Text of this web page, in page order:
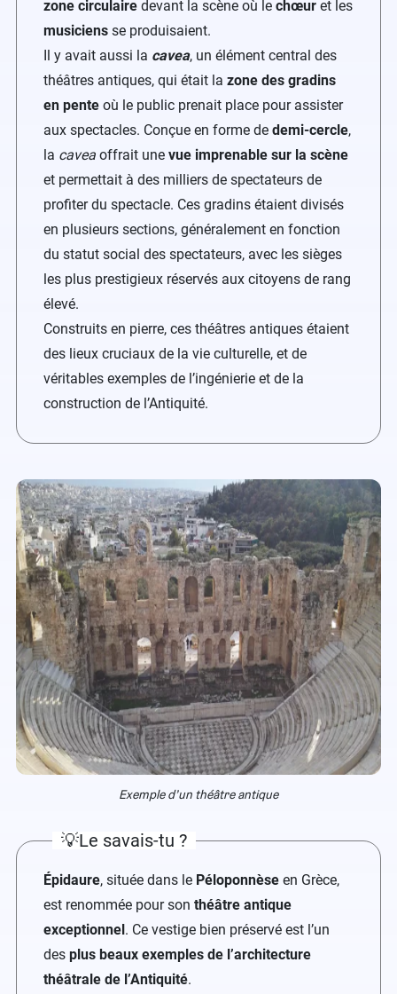
zone circulaire devant la scène où le chœur et les
musiciens se produisaient.
Il y avait aussi la cavea, un élément central des
théâtres antiques, qui était la zone des gradins
en pente où le public prenait place pour assister
aux spectacles. Conçue en forme de demi-cercle,
la cavea offrait une vue imprenable sur la scène
et permettait à des milliers de spectateurs de
profiter du spectacle. Ces gradins étaient divisés
en plusieurs sections, généralement en fonction
du statut social des spectateurs, avec les sièges
les plus prestigieux réservés aux citoyens de rang
élevé.
Construits en pierre, ces théâtres antiques étaient
des lieux cruciaux de la vie culturelle, et de
véritables exemples de l’ingénierie et de la
construction de l’Antiquité.
Exemple d’un théâtre antique
💡Le savais-tu ?
Épidaure, située dans le Péloponnèse en Grèce,
est renommée pour son théâtre antique
exceptionnel. Ce vestige bien préservé est l’un
des plus beaux exemples de l’architecture
théâtrale de l’Antiquité.